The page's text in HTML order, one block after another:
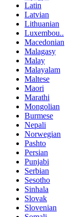
Latin
Latvian
Lithuanian
Luxembou..
Macedonian
Malagasy
Malay
Malayalam
Maltese
Maori
Marathi
Mongolian
Burmese
Nepali
Norwegian
Pashto
Persian
Punjabi
Serbian
Sesotho
Sinhala
Slovak
Slovenian